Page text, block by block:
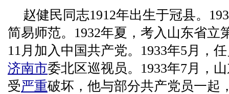
赵健民同志1912年出生于冠县。
简易师范。1932年夏，考入山东省立
11月加入中国共产党。1933年5月，
济南市委北区巡视员。1933年7月，
受严重破坏，他与部分共产党员一起